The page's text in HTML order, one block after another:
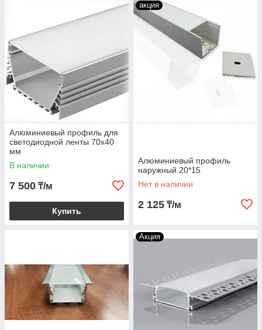
Алюминиевый профиль для
светодиодной ленты 70х40
мм
В наличии
7 500 ₸/м
Купить
акция
Алюминиевый профиль
наружный 20*15
Нет в наличии
2 125 ₸/м
Акция